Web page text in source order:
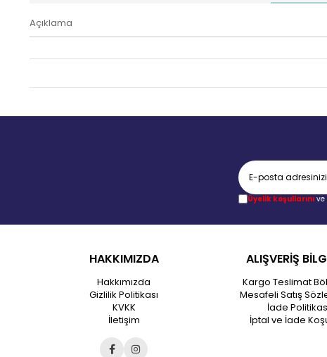
Açıklama
Üyelik koşullarınıve
HAKKIMIZDA
Hakkımızda
Gizlilik Politikası
KVKK
İletişim
ALIŞVERİŞ
Kargo Teslimat
Mesafeli Satış
İade
İptal ve İade